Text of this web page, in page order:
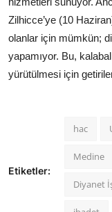
Zilhicce’ye (10
olanlar için mümkün;
yapamıyor. Bu,
yürütülmesi için
Etiketler:
hac
Medine
Diyanet